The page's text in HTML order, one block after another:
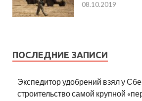
08.10.2019
ПОСЛЕДНИЕ ЗАПИСИ
Экспедитор удобрений взял у
строительство самой крупной